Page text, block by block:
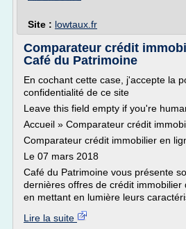
Site : lowtaux.fr
Comparateur crédit
Café du Patrimoine
En cochant cette case, j'accepte la
confidentialité de ce site
Leave this field empty if you're
Accueil » Comparateur crédit
Comparateur crédit immobilier en
Le 07 mars 2018
Café du Patrimoine vous présente
dernières offres de crédit immobilier
en mettant en lumière leurs
Lire la suite